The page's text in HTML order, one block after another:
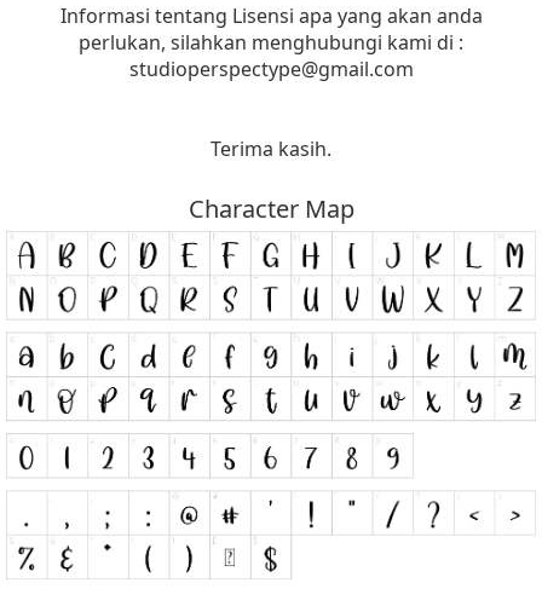
Informasi tentang Lisensi apa yang akan anda
perlukan, silahkan menghubungi kami di :
studioperspectype@gmail.com
Terima kasih.
Character Map